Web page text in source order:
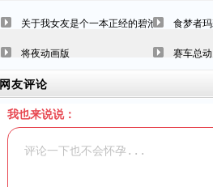
关于我女友是个一本正经的碧池这件事食梦者
将夜动画版 赛车总
网友评论
我也来说说：